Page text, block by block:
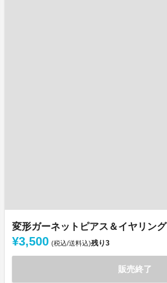
変形ガーネットピアス＆イヤリング
¥3,500 (税込/送料込)残り3
販売終了